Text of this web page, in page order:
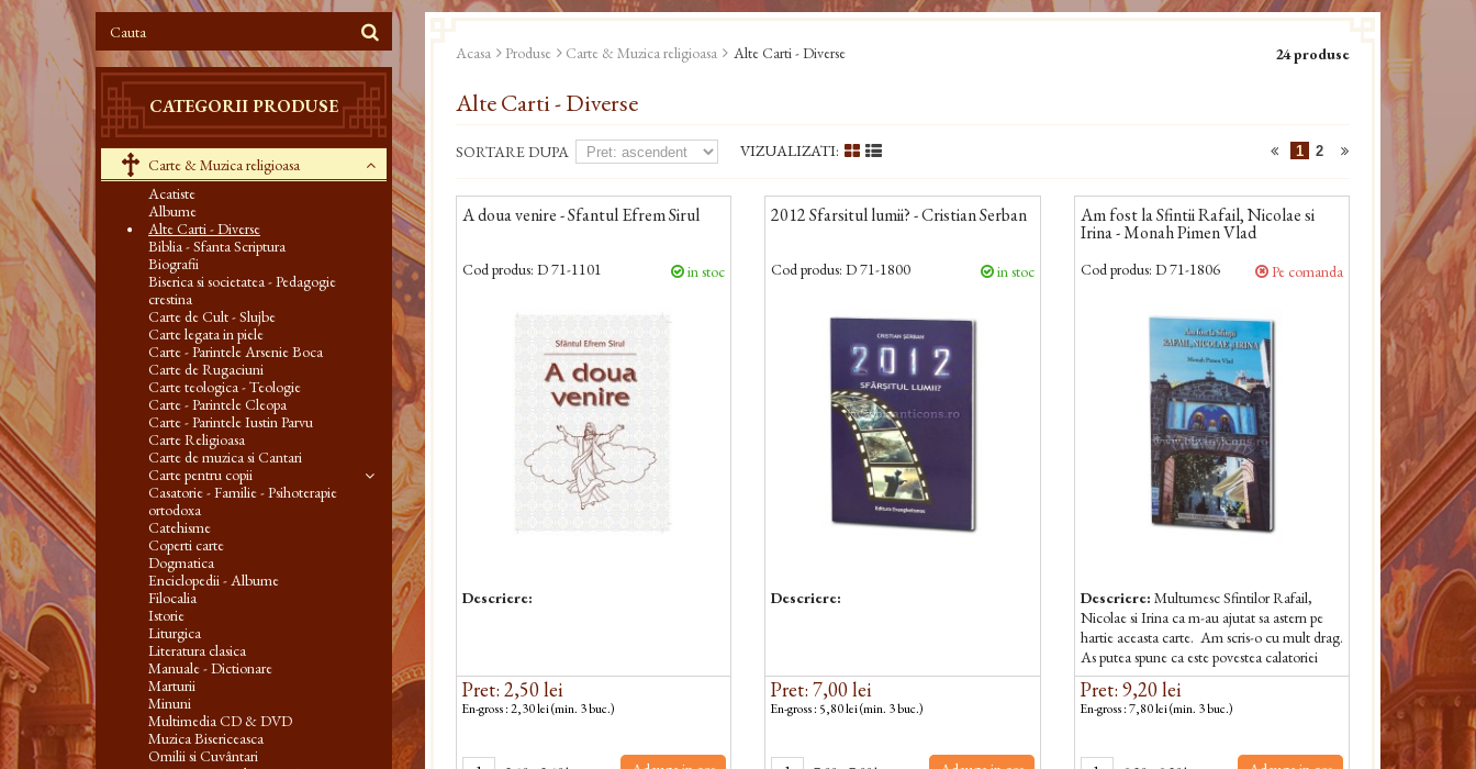
CATEGORII PRODUSE
Carte & Muzica religioasa
Acatiste
Albume
Alte Carti - Diverse
Biblia - Sfanta Scriptura
Biografii
Biserica si societatea - Pedagogie
crestina
Carte de Cult - Slujbe
Carte legata in piele
Carte - Parintele Arsenie Boca
Carte de Rugaciuni
Carte teologica - Teologie
Carte - Parintele Cleopa
Carte - Parintele Iustin Parvu
Carte Religioasa
Carte de muzica si Cantari
Carte pentru copii
Casatorie - Familie - Psihoterapie
ortodoxa
Catehisme
Coperti carte
Dogmatica
Enciclopedii - Albume
Filocalia
Istorie
Liturgica
Literatura clasica
Manuale - Dictionare
Marturii
Minuni
Multimedia CD & DVD
Muzica Bisericeasca
Omilii si Cuvântari
Acasa Produse Carte & Muzica religioasa Alte Carti - Diverse 24 produse
Alte Carti - Diverse
SORTARE DUPA VIZUALIZATI: 1 2
A doua venire - Sfantul Efrem Sirul
Cod produs: D 71-1101 in stoc
Descriere:
Pret: 2,50 lei
En-gross : 2,30 lei (min. 3 buc.)
2012 Sfarsitul lumii? - Cristian Serban
Cod produs: D 71-1800 in stoc
Descriere:
Pret: 7,00 lei
En-gross : 5,80 lei (min. 3 buc.)
Am fost la Sfintii Rafail, Nicolae si
Irina - Monah Pimen Vlad
Cod produs: D 71-1806 Pe comanda
Descriere: Multumesc Sfintilor Rafail,
Nicolae si Irina ca m-au ajutat sa astern pe
hartie aceasta carte. Am scris-o cu mult drag.
As putea spune ca este povestea calatoriei
mele in insula Sfintilor. M-au...
Pret: 9,20 lei
En-gross : 7,80 lei (min. 3 buc.)